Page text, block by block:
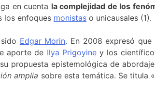
en cuenta la complejidad de los
los enfoques monistas o unicausales (1).
Edgar Morin. En 2008 expresó que
aporte de Ilya Prigoyiney los
propuesta epistemológica de
amplia sobre esta temática. Se titula «